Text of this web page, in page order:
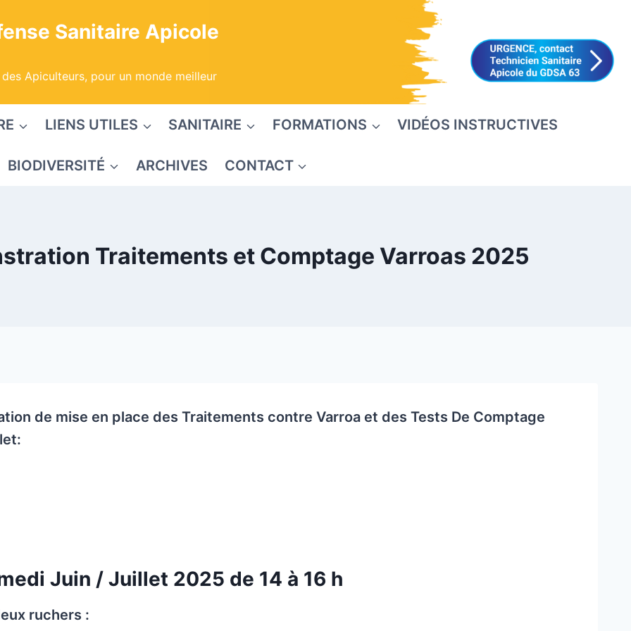
Sanitaire Apicole
Apiculteurs, pour un monde meilleur
LIENS UTILES SANITAIRE FORMATIONS VIDÉOS INSTRUCTIVES
BIODIVERSITÉ ARCHIVES CONTACT
Traitements et Comptage Varroas 2025
de mise en place des Traitements contre Varroa et des Tests De Comptage
Juin / Juillet 2025 de 14 à 16 h
ruchers :